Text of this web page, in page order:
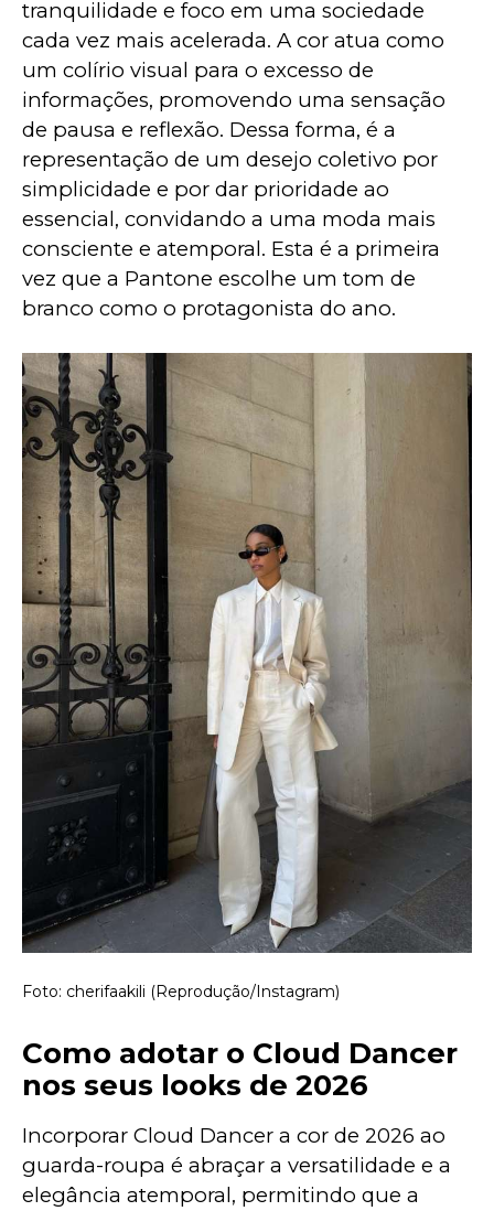
tranquilidade e foco em uma sociedade
cada vez mais acelerada. A cor atua como
um colírio visual para o excesso de
informações, promovendo uma sensação
de pausa e reflexão. Dessa forma, é a
representação de um desejo coletivo por
simplicidade e por dar prioridade ao
essencial, convidando a uma moda mais
consciente e atemporal. Esta é a primeira
vez que a Pantone escolhe um tom de
branco como o protagonista do ano.
Foto: cherifaakili (Reprodução/Instagram)
Como adotar o Cloud Dancer
nos seus looks de 2026
Incorporar Cloud Dancer a cor de 2026 ao
guarda-roupa é abraçar a versatilidade e a
elegância atemporal, permitindo que a